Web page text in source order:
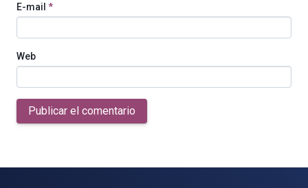
E-mail *
Web
Publicar el comentario